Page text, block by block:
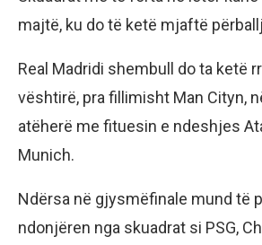
majtë, ku do të ketë mjaftë
Real Madridi shembull do ta ketë
vështirë, pra fillimisht Man Cityn,
atëherë me fituesin e ndeshjes
Munich.
Ndërsa në gjysmëfinale mund të
ndonjëren nga skuadrat si PSG,